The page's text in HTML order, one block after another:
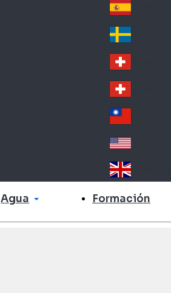
uth
Af
ric
a
Sp
ain
Sw
ed
en
Sw
itz
erl
an
d
Sw
itz
erl
an
d
wa
n
A
Un
ite
Ki
Agua Formación